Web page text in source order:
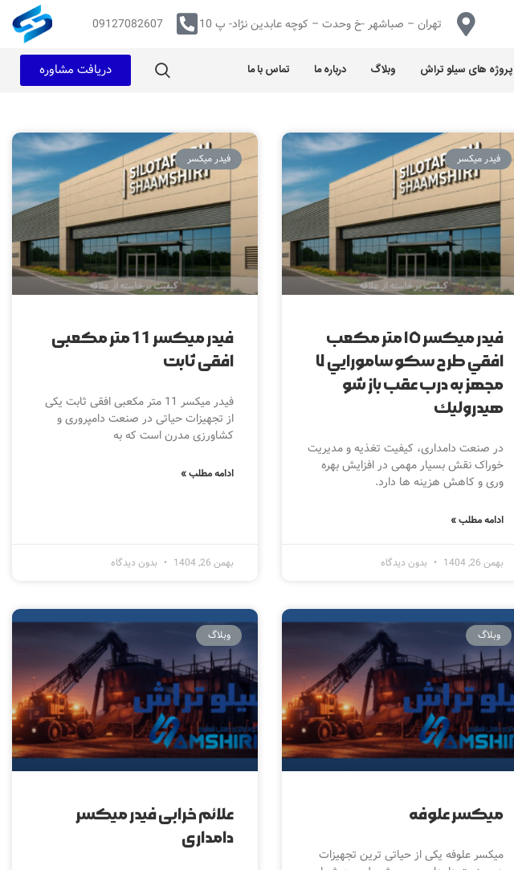
تهران – صباشهر -خ وحدت – کوچه عابدین نژاد- پ 10 09127082607
پروژه های سیلو تراش وبلاگ درباره ما تماس با ما دریافت مشاوره
فیدر میکسر
فيدر ميكسر ١٥ متر مکعب
افقي طرح سكو سامورايي ٧
مجهز به درب عقب باز شو
هيدروليك‎
در صنعت دامداری، کیفیت تغذیه و مدیریت
خوراک نقش بسیار مهمی در افزایش بهره
وری و کاهش هزینه ها دارد.
ادامه مطلب »
بهمن 26, 1404 بدون دیدگاه
فیدر میکسر
فیدر میکسر 11 متر مکعبی
افقی ثابت
فیدر میکسر 11 متر مکعبی افقی ثابت یکی
از تجهیزات حیاتی در صنعت دامپروری و
کشاورزی مدرن است که به
ادامه مطلب »
بهمن 26, 1404 بدون دیدگاه
وبلاگ
میکسر علوفه
میکسر علوفه یکی از حیاتی ترین تجهیزات
وبلاگ
علائم خرابی فیدر میکسر
دامداری